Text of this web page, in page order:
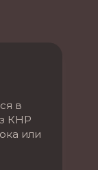
в
КНР
или